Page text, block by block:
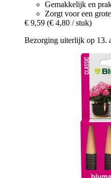
Gemakkelijk en
Zorgt voor een
€ 9,59 (€ 4,80 / stuk)
Bezorging uiterlijk op 13.